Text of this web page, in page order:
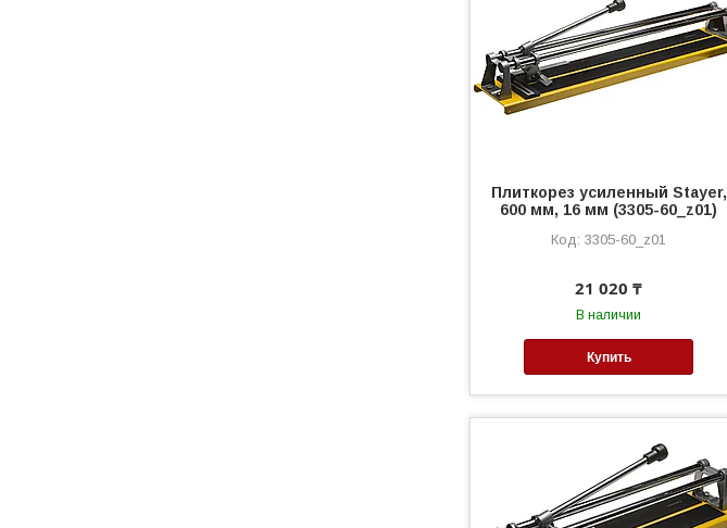
Плиткорез усиленный Stayer,
600 мм, 16 мм (3305-60_z01)
3305-60_z01
21 020 ₸
В наличии
Купить